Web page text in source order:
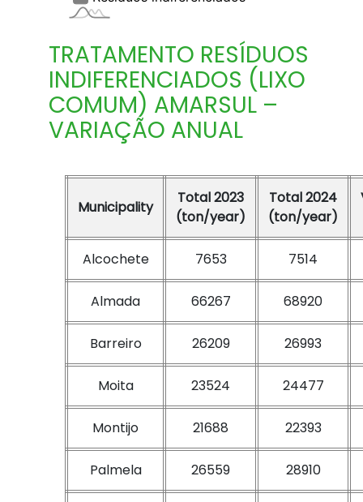
TRATAMENTO RESÍDUOS
INDIFERENCIADOS (LIXO
COMUM) AMARSUL –
VARIAÇÃO ANUAL
Municipality
Total 2023
(ton/year)
Total 2024
(ton/year)
Alcochete 7653 7514
Almada 66267 68920
Barreiro 26209 26993
Moita 23524 24477
Montijo 21688 22393
Palmela 26559 28910